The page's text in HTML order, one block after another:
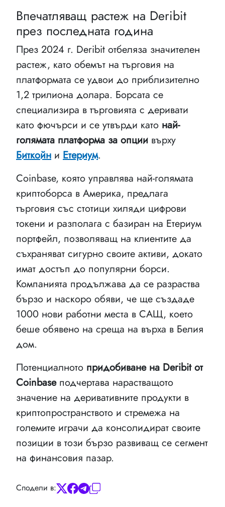
Впечатляващ растеж на Deribit
през последната година
През 2024 г. Deribit отбеляза значителен
растеж, като обемът на търговия на
платформата се удвои до приблизително
1,2 трилиона долара. Борсата се
специализира в търговията с деривати
като фючърси и се утвърди като най-
голямата платформа за опции върху
Биткойн и Етериум.
Coinbase, която управлява най-голямата
криптоборса в Америка, предлага
търговия със стотици хиляди цифрови
токени и разполага с базиран на Етериум
портфейл, позволяващ на клиентите да
съхраняват сигурно своите активи, докато
имат достъп до популярни борси.
Компанията продължава да се разраства
бързо и наскоро обяви, че ще създаде
1000 нови работни места в САЩ, което
беше обявено на среща на върха в Белия
дом.
Потенциалното придобиване на Deribit от
Coinbaseподчертава нарастващото
значение на деривативните продукти в
криптопространството и стремежа на
големите играчи да консолидират своите
позиции в този бързо развиващ се сегмент
на финансовия пазар.
Сподели в: